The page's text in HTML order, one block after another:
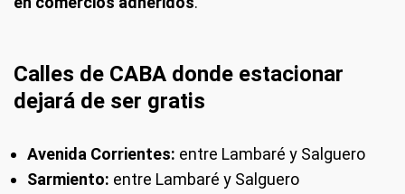
Calles de CABA donde estacionar
dejará de ser gratis
Avenida Corrientes: entre Lambaré y Salguero
Sarmiento: entre Lambaré y Salguero